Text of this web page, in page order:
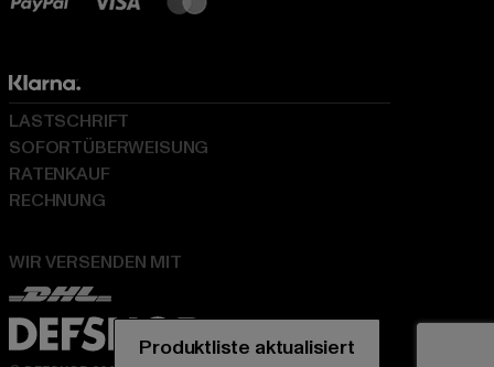
WIR VERSENDEN MIT
LASTSCHRIFT
SOFORTÜBERWEISUNG
RATENKAUF
RECHNUNG